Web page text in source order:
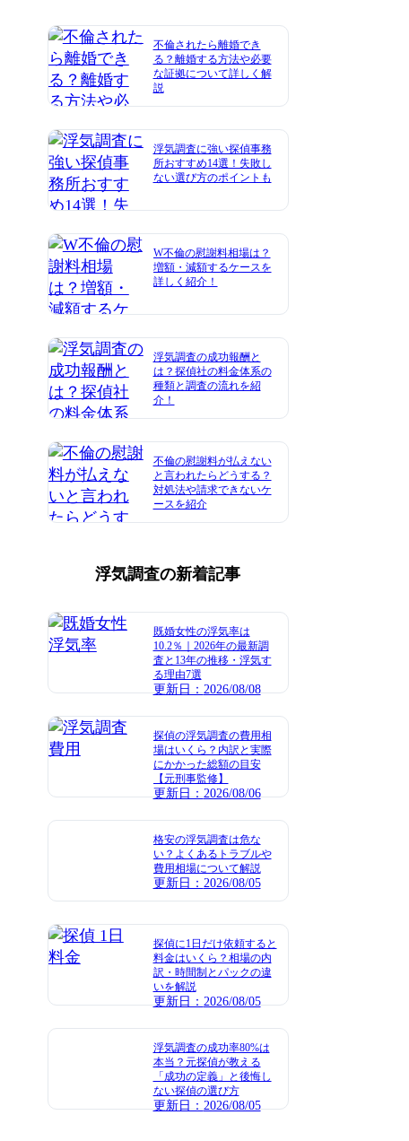
不倫されたら離婚でき
る？離婚する方法や必要
な証拠について詳しく解
説
浮気調査に強い探偵事務
所おすすめ14選！失敗し
ない選び方のポイントも
W不倫の慰謝料相場は？
増額・減額するケースを
詳しく紹介！
浮気調査の成功報酬と
は？探偵社の料金体系の
種類と調査の流れを紹
介！
不倫の慰謝料が払えない
と言われたらどうする？
対処法や請求できないケ
ースを紹介
浮気調査の新着記事
既婚女性の浮気率は
10.2％｜2026年の最新調
査と13年の推移・浮気す
る理由7選
更新日：2026/08/08
探偵の浮気調査の費用相
場はいくら？内訳と実際
にかかった総額の目安
【元刑事監修】
更新日：2026/08/06
格安の浮気調査は危な
い？よくあるトラブルや
費用相場について解説
更新日： 2026/08/05
探偵に1日だけ依頼すると
料金はいくら？相場の内
訳・時間制とパックの違
いを解説
更新日：2026/08/05
浮気調査の成功率80%は
本当？元探偵が教える
「成功の定義」と後悔し
ない探偵の選び方
更新日：2026/08/05